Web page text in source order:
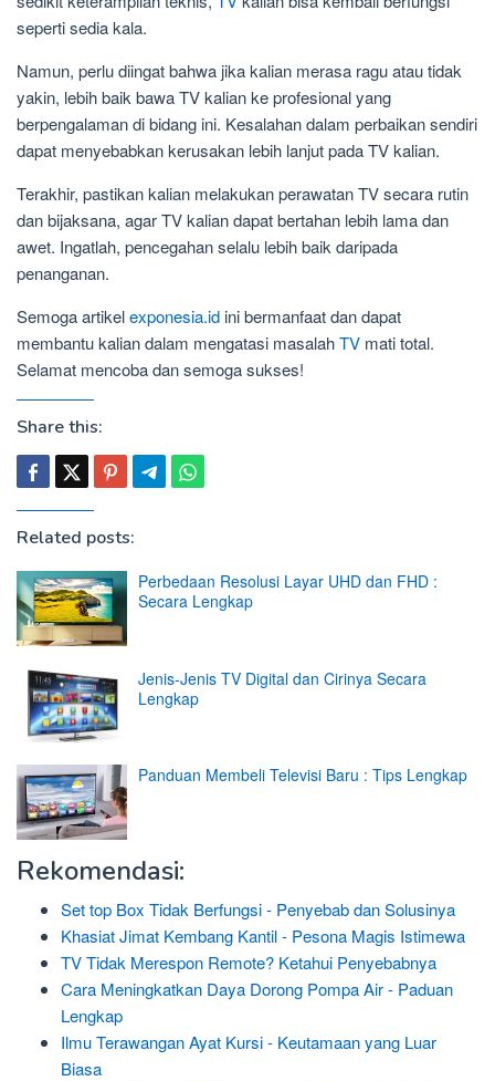
seperti sedia kala.
Namun, perlu diingat bahwa jika kalian merasa ragu atau tidak
yakin, lebih baik bawa TV kalian ke profesional yang
berpengalaman di bidang ini. Kesalahan dalam perbaikan sendiri
dapat menyebabkan kerusakan lebih lanjut pada TV kalian.
Terakhir, pastikan kalian melakukan perawatan TV secara rutin
dan bijaksana, agar TV kalian dapat bertahan lebih lama dan
awet. Ingatlah, pencegahan selalu lebih baik daripada
penanganan.
Semoga artikelexponesia.id ini bermanfaat dan dapat
membantu kalian dalam mengatasi masalahTV mati total.
Selamat mencoba dan semoga sukses!
Share this:
Related posts:
Perbedaan Resolusi Layar UHD dan FHD :
Secara Lengkap
Jenis-Jenis TV Digital dan Cirinya Secara
Lengkap
Panduan Membeli Televisi Baru : Tips Lengkap
Rekomendasi:
Set top Box Tidak Berfungsi - Penyebab dan Solusinya
Khasiat Jimat Kembang Kantil - Pesona Magis Istimewa
TV Tidak Merespon Remote? Ketahui Penyebabnya
Cara Meningkatkan Daya Dorong Pompa Air - Paduan
Lengkap
Ilmu Terawangan Ayat Kursi - Keutamaan yang Luar
Biasa